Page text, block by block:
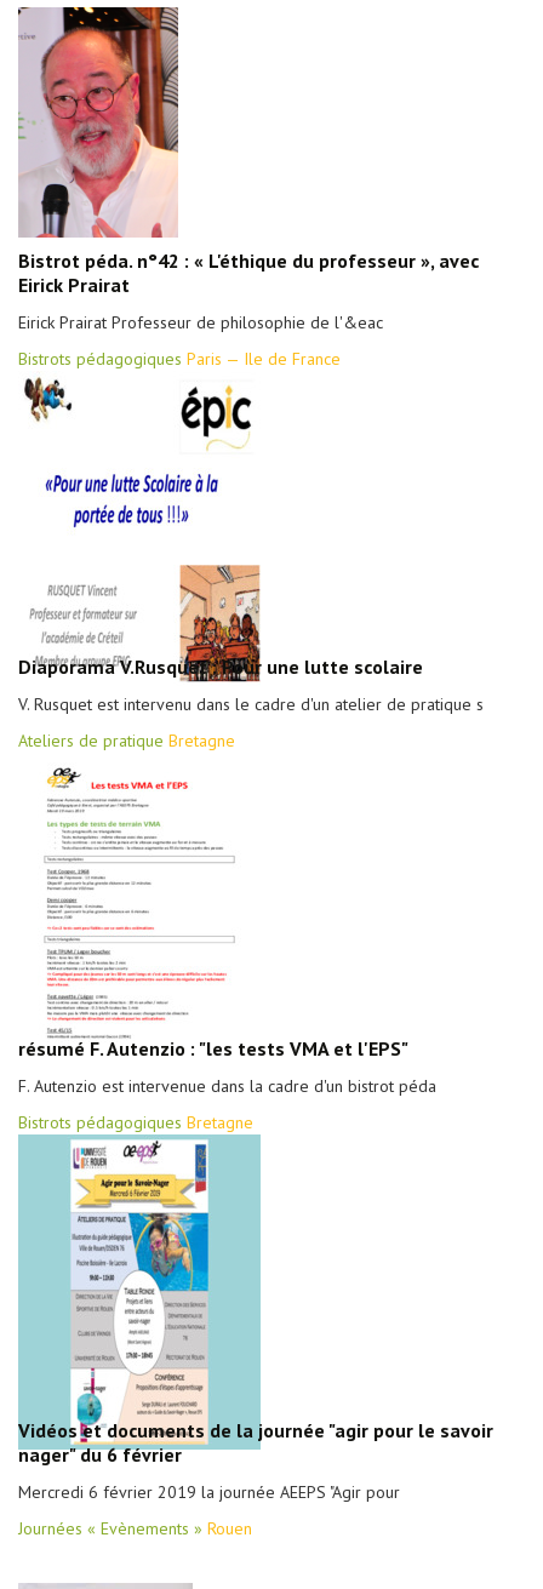
Bistrot péda. n°42 : « L'éthique du professeur », avec
Eirick Prairat
Eirick Prairat Professeur de philosophie de l'&eac
Bistrots pédagogiques Paris — Ile de France
Diaporama V.Rusquet : Pour une lutte scolaire
V. Rusquet est intervenu dans le cadre d'un atelier de pratique s
Ateliers de pratique Bretagne
résumé F. Autenzio : "les tests VMA et l'EPS"
F. Autenzio est intervenue dans la cadre d'un bistrot péda
Bistrots pédagogiques Bretagne
Vidéos et documents de la journée "agir pour le savoir
nager" du 6 février
Mercredi 6 février 2019 la journée AEEPS "Agir pour
Journées « Evènements » Rouen